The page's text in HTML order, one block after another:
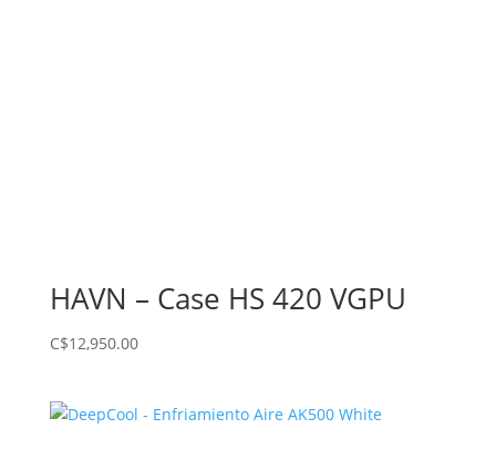
HAVN – Case HS 420 VGPU
C$12,950.00